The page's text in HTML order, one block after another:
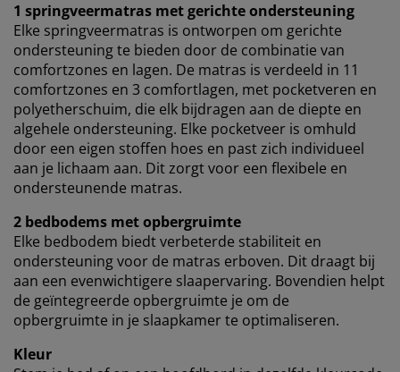
1 springveermatras met gerichte ondersteuning
Elke springveermatras is ontworpen om gerichte
ondersteuning te bieden door de combinatie van
comfortzones en lagen. De matras is verdeeld in 11
comfortzones en 3 comfortlagen, met pocketveren en
polyetherschuim, die elk bijdragen aan de diepte en
algehele ondersteuning. Elke pocketveer is omhuld
door een eigen stoffen hoes en past zich individueel
aan je lichaam aan. Dit zorgt voor een flexibele en
ondersteunende matras.
2 bedbodems met opbergruimte
Elke bedbodem biedt verbeterde stabiliteit en
ondersteuning voor de matras erboven. Dit draagt ​​bij
aan een evenwichtigere slaapervaring. Bovendien helpt
de geïntegreerde opbergruimte je om de
opbergruimte in je slaapkamer te optimaliseren.
Kleur